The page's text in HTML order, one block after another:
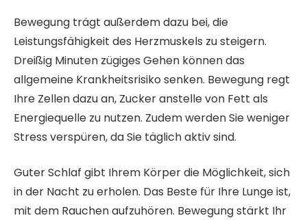
Bewegung trägt außerdem dazu bei, die
Leistungsfähigkeit des Herzmuskels zu steigern.
Dreißig Minuten zügiges Gehen können das
allgemeine Krankheitsrisiko senken. Bewegung regt
Ihre Zellen dazu an, Zucker anstelle von Fett als
Energiequelle zu nutzen. Zudem werden Sie weniger
Stress verspüren, da Sie täglich aktiv sind.
Guter Schlaf gibt Ihrem Körper die Möglichkeit, sich
in der Nacht zu erholen. Das Beste für Ihre Lunge ist,
mit dem Rauchen aufzuhören. Bewegung stärkt Ihr